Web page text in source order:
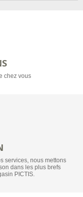
chez vous
services, nous mettons
dans les plus brefs
PICTIS.